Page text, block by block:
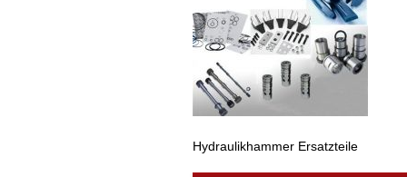
Hydraulikhammer Ersatzteile